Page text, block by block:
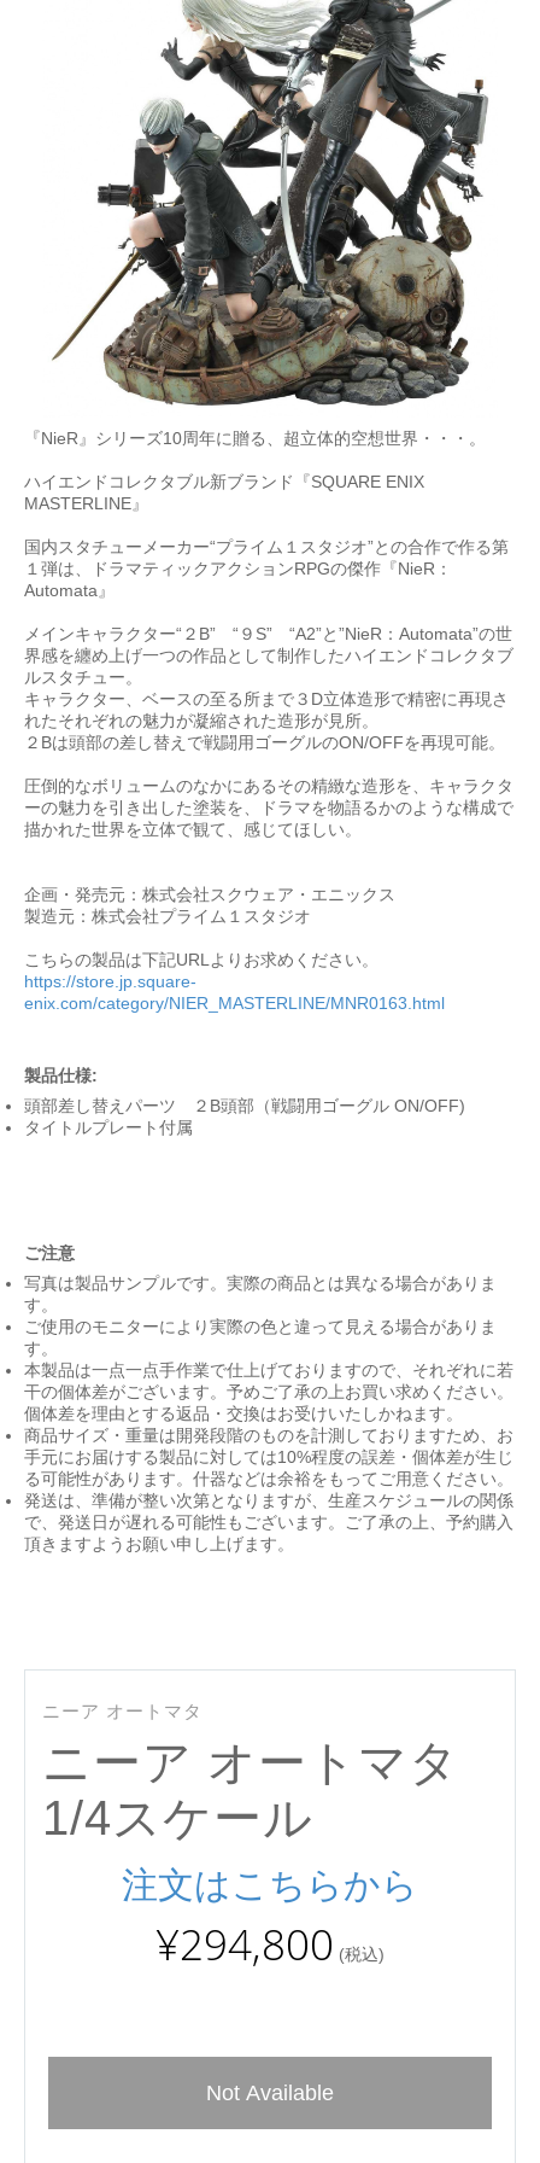
『NieR』シリーズ10周年に贈る、超立体的空想世界・・・。
ハイエンドコレクタブル新ブランド『SQUARE ENIX
MASTERLINE』
国内スタチューメーカー“プライム１スタジオ”との合作で作る第
１弾は、ドラマティックアクションRPGの傑作『NieR：
Automata』
メインキャラクター“２B” “９S” “A2”と”NieR：Automata”の世
界感を纏め上げ一つの作品として制作したハイエンドコレクタブ
ルスタチュー。
キャラクター、ベースの至る所まで３D立体造形で精密に再現さ
れたそれぞれの魅力が凝縮された造形が見所。
２Bは頭部の差し替えで戦闘用ゴーグルのON/OFFを再現可能。
圧倒的なボリュームのなかにあるその精緻な造形を、キャラクタ
ーの魅力を引き出した塗装を、ドラマを物語るかのような構成で
描かれた世界を立体で観て、感じてほしい。
企画・発売元：株式会社スクウェア・エニックス
製造元：株式会社プライム１スタジオ
こちらの製品は下記URLよりお求めください。
https://store.jp.square-
enix.com/category/NIER_MASTERLINE/MNR0163.html
製品仕様:
頭部差し替えパーツ ２B頭部（戦闘用ゴーグル ON/OFF)
タイトルプレート付属
ご注意
写真は製品サンプルです。実際の商品とは異なる場合がありま
す。
ご使用のモニターにより実際の色と違って見える場合がありま
す。
本製品は一点一点手作業で仕上げておりますので、それぞれに若
干の個体差がございます。予めご了承の上お買い求めください。
個体差を理由とする返品・交換はお受けいたしかねます。
商品サイズ・重量は開発段階のものを計測しておりますため、お
手元にお届けする製品に対しては10%程度の誤差・個体差が生じ
る可能性があります。什器などは余裕をもってご用意ください。
発送は、準備が整い次第となりますが、生産スケジュールの関係
で、発送日が遅れる可能性もございます。ご了承の上、予約購入
頂きますようお願い申し上げます。
ニーア オートマタ
ニーア オートマタ
1/4スケール
注文はこちらから
¥294,800 (税込)
Not Available